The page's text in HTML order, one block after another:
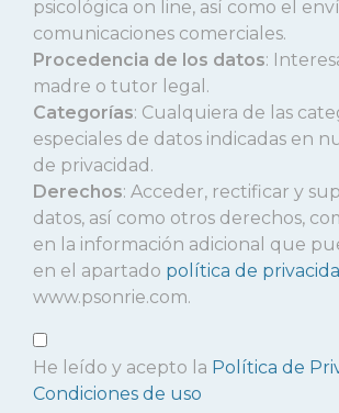
psicológica on line, así como el
comunicaciones comerciales.
Procedencia de los datos:
madre o tutor legal.
Categorías: Cualquiera de las
especiales de datos indicadas en
de privacidad.
Derechos: Acceder, rectificar y
datos, así como otros derechos,
en la información adicional que
en el apartado política de
www.psonrie.com.
He leído y acepto la Política de
Condiciones de uso